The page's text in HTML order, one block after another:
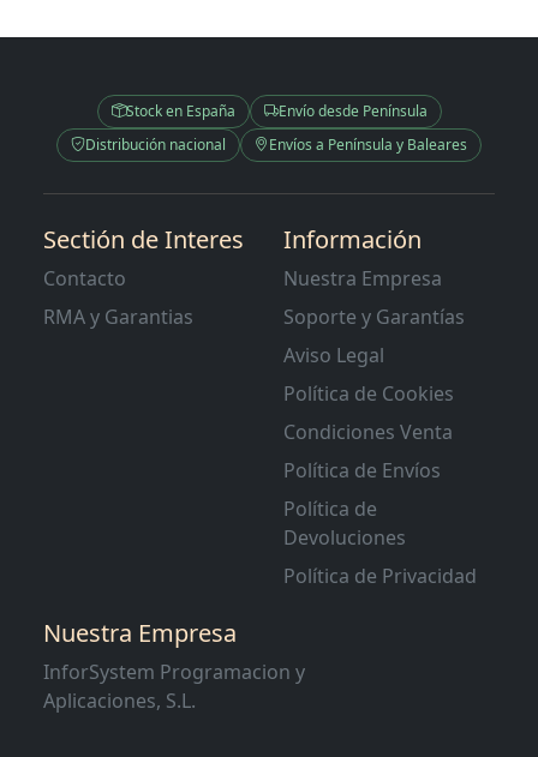
Stock en España
Envío desde Península
Distribución nacional
Envíos a Península y Baleares
Sectión de Interes
Contacto
RMA y Garantias
Información
Nuestra Empresa
Soporte y Garantías
Aviso Legal
Política de Cookies
Condiciones Venta
Política de Envíos
Política de
Devoluciones
Política de Privacidad
Nuestra Empresa
InforSystem Programacion y
Aplicaciones, S.L.